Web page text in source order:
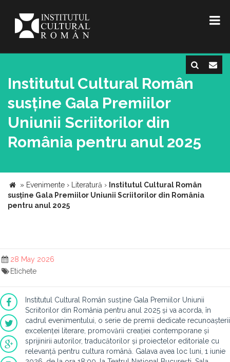
Institutul Cultural Român
susține Gala Premiilor
Uniunii Scriitorilor din
România pentru anul 2025
» Evenimente › Literatură › Institutul Cultural Român
susține Gala Premiilor Uniunii Scriitorilor din România
pentru anul 2025
28 May 2026
Etichete
Institutul Cultural Român susține Gala Premiilor Uniunii
Scriitorilor din România pentru anul 2025 și va acorda, în
cadrul evenimentului, o serie de premii dedicate recunoașterii
excelenței literare, promovării creației contemporane și
sprijinirii autorilor, traducătorilor și proiectelor editoriale cu
relevanță pentru cultura română. Galava avea loc luni, 1 iunie